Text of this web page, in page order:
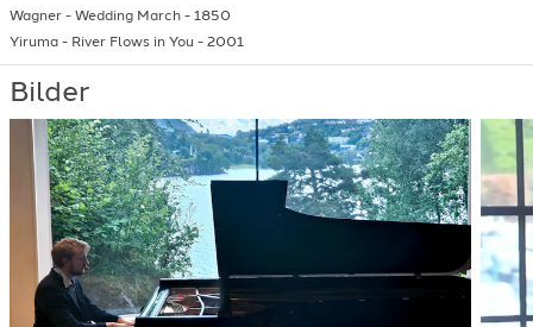
Wagner - Wedding March - 1850
Yiruma - River Flows in You - 2001
Bilder